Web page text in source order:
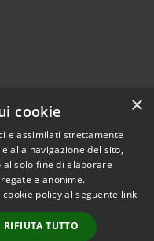
© 2026 • Comune di
al Vomano • Powered
byMunicipium
Accesso
×
cookie
e assimilati strettamente
alla navigazione del sito,
al solo fine di elaborare
e anonime.
policy al seguente link
RIFIUTA TUTTO